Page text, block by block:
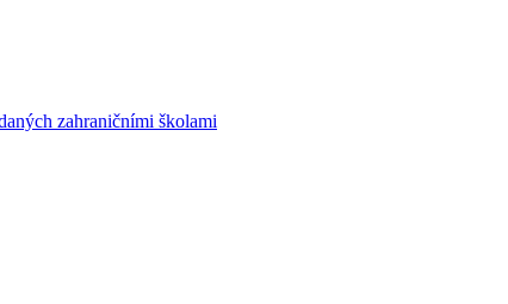
zahraničními školami